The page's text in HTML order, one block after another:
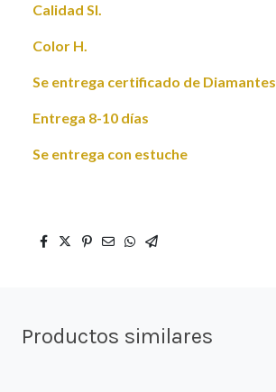
Calidad SI.
Color H.
Se entrega certificado de Diamantes
Entrega 8-10 días
Se entrega con estuche
Productos similares